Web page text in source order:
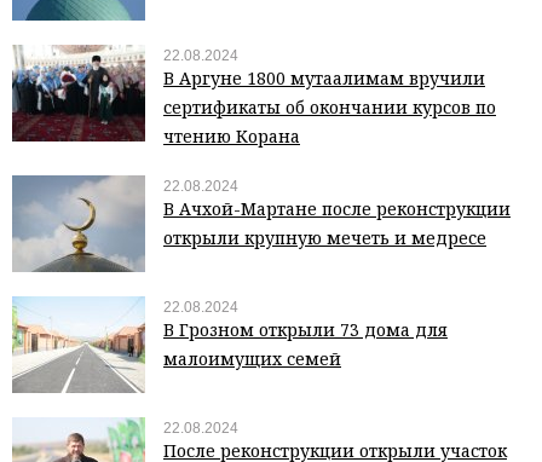
22.08.2024
В Аргуне 1800 мутаалимам вручили
сертификаты об окончании курсов по
чтению Корана
22.08.2024
В Ачхой-Мартане после реконструкции
открыли крупную мечеть и медресе
22.08.2024
В Грозном открыли 73 дома для
малоимущих семей
22.08.2024
После реконструкции открыли участок